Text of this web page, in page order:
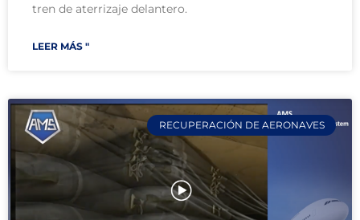
tren de aterrizaje delantero.
LEER MÁS "
RECUPERACIÓN DE AERONAVES